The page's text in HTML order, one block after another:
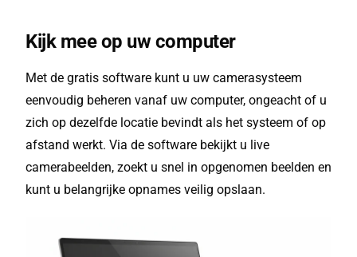
Kijk mee op uw computer
Met de gratis software kunt u uw camerasysteem
eenvoudig beheren vanaf uw computer, ongeacht of u
zich op dezelfde locatie bevindt als het systeem of op
afstand werkt. Via de software bekijkt u live
camerabeelden, zoekt u snel in opgenomen beelden en
kunt u belangrijke opnames veilig opslaan.